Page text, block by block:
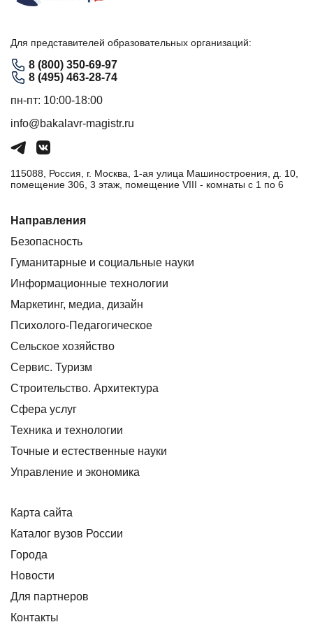
Для представителей образовательных организаций:
8 (800) 350-69-97
8 (495) 463-28-74
пн-пт: 10:00-18:00
info@bakalavr-magistr.ru
115088, Россия, г. Москва, 1-ая улица Машиностроения, д. 10,
помещение 306, 3 этаж, помещение VIII - комнаты с 1 по 6
Направления
Безопасность
Гуманитарные и социальные науки
Информационные технологии
Маркетинг, медиа, дизайн
Психолого-Педагогическое
Сельское хозяйство
Сервис. Туризм
Строительство. Архитектура
Сфера услуг
Техника и технологии
Точные и естественные науки
Управление и экономика
Карта сайта
Каталог вузов России
Города
Новости
Для партнеров
Контакты